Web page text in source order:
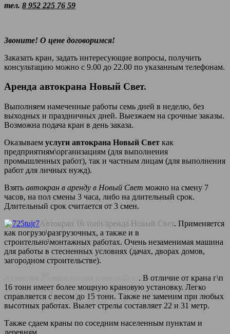
тел. 8 952 225 76 59
Звоните! О цене договоримся!
Заказать кран, задать интересующие вопросы, получить
консультацию можно с 9.00 до 22.00 по указанным телефонам.
Аренда автокрана Новый Свет.
Выполняем намеченные работы семь дней в неделю, без
выходных и праздничных дней. Выезжаем на срочные заказы.
Возможна подача кран в день заказа.
Оказываем услуги автокрана Новый Свет как
предприятиям\организациям (для выполнения
промышленных работ), так и частным лицам (для выполнения
работ для личных нужд).
Взять автокран в аренду в Новый Свет можно на смену 7
часов, на пол смены 3 часа, либо на длительный срок.
Длительный срок считается от 3 смен.
Автокран 16 тонн аренда Новый Свет. Применяется
как погрузо\разгрузочных, а также и в
строительно\монтажных работах. Очень незаменимая машина
для работы в стесненных условиях (дачах, дворах домов,
загородном строительстве).
. В отличие от крана г\п
16 тонн имеет более мощную крановую установку. Легко
справляется с весом до 15 тонн. Также не заменим при любых
высотных работах. Вылет стрелы составляет 22 и 31 метр.
Также сдаем краны по соседним населенным пунктам и